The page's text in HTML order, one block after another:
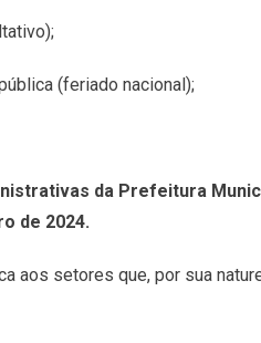
(feriado nacional);
da Prefeitura
de 2024.
aos setores que, por sua